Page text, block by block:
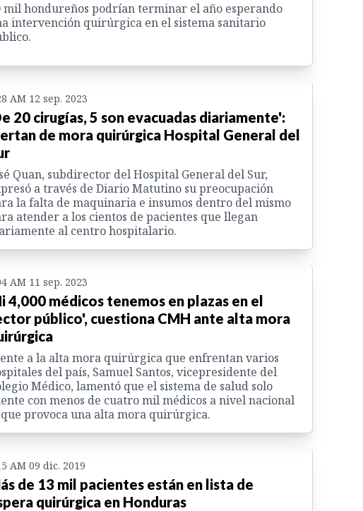
mil hondureños podrían terminar el año esperando
intervención quirúrgica en el sistema sanitario
AM 12 sep. 2023
20 cirugías, 5 son evacuadas diariamente':
de mora quirúrgica Hospital General del
Quan, subdirector del Hospital General del Sur,
a través de Diario Matutino su preocupación
la falta de maquinaria e insumos dentro del mismo
atender a los cientos de pacientes que llegan
al centro hospitalario.
AM 11 sep. 2023
4,000 médicos tenemos en plazas en el
público', cuestiona CMH ante alta mora
a la alta mora quirúrgica que enfrentan varios
del país, Samuel Santos, vicepresidente del
Médico, lamentó que el sistema de salud solo
con menos de cuatro mil médicos a nivel nacional
provoca una alta mora quirúrgica.
AM 09 dic. 2019
de 13 mil pacientes están en lista de
quirúrgica en Honduras